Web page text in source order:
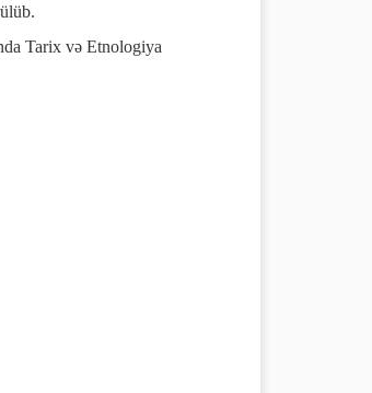
Tarix və Etnologiya